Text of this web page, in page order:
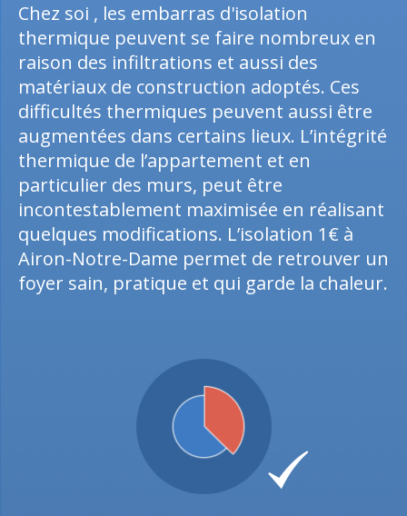
Chez soi , les embarras d'isolation
thermique peuvent se faire nombreux en
raison des infiltrations et aussi des
matériaux de construction adoptés. Ces
difficultés thermiques peuvent aussi être
augmentées dans certains lieux. L’intégrité
thermique de l’appartement et en
particulier des murs, peut être
incontestablement maximisée en réalisant
quelques modifications. L’isolation 1€ à
Airon-Notre-Dame permet de retrouver un
foyer sain, pratique et qui garde la chaleur.